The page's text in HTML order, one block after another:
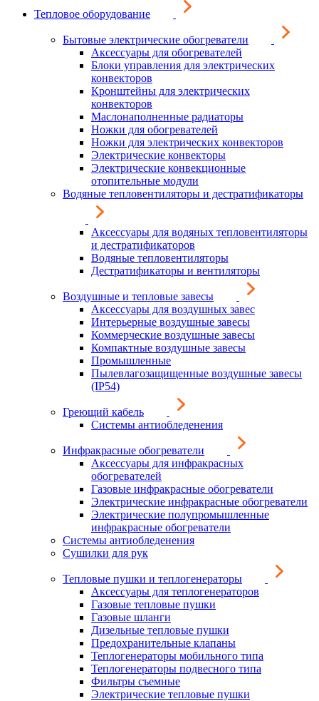
Тепловое оборудование
Бытовые электрические обогреватели
Аксессуары для обогревателей
Блоки управления для электрических
конвекторов
Кронштейны для электрических
конвекторов
Маслонаполненные радиаторы
Ножки для обогревателей
Ножки для электрических конвекторов
Электрические конвекторы
Электрические конвекционные
отопительные модули
Водяные тепловентиляторы и дестратификаторы
Аксессуары для водяных тепловентиляторы
и дестратификаторов
Водяные тепловентиляторы
Дестратификаторы и вентиляторы
Воздушные и тепловые завесы
Аксессуары для воздушных завес
Интерьерные воздушные завесы
Коммерческие воздушные завесы
Компактные воздушные завесы
Промышленные
Пылевлагозащищенные воздушные завесы
(IP54)
Греющий кабель
Системы антиобледенения
Инфракрасные обогреватели
Аксессуары для инфракрасных
обогревателей
Газовые инфракрасные обогреватели
Электрические инфракрасные обогреватели
Электрические полупромышленные
инфракрасные обогреватели
Системы антиобледенения
Сушилки для рук
Тепловые пушки и теплогенераторы
Аксессуары для теплогенераторов
Газовые тепловые пушки
Газовые шланги
Дизельные тепловые пушки
Предохранительные клапаны
Теплогенераторы мобильного типа
Теплогенераторы подвесного типа
Фильтры съемные
Электрические тепловые пушки